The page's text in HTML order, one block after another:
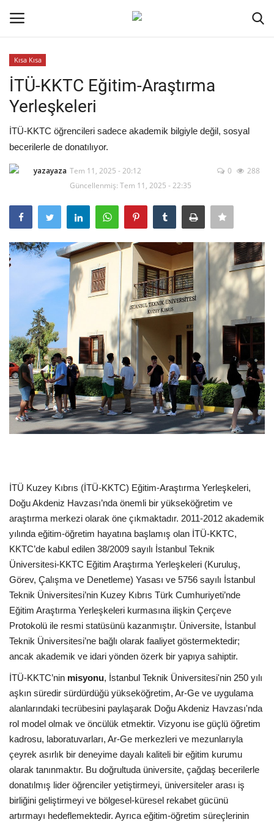
Ana Sayfa
Kripto Para
İletişim
Genel
Galeri
English Türkçe
Kısa Kısa
İTÜ-KKTC Eğitim-Araştırma
Yerleşkeleri
İTÜ-KKTC öğrencileri sadece akademik bilgiyle değil, sosyal
becerilerle de donatılıyor.
yazayaza Tem 11, 2025 - 20:12
Güncellenmiş: Tem 11, 2025 - 22:35
0 288
İTÜ Kuzey Kıbrıs (İTÜ-KKTC) Eğitim-Araştırma Yerleşkeleri,
Doğu Akdeniz Havzası’nda önemli bir yükseköğretim ve
araştırma merkezi olarak öne çıkmaktadır. 2011-2012 akademik
yılında eğitim-öğretim hayatına başlamış olan İTÜ-KKTC,
KKTC’de kabul edilen 38/2009 sayılı İstanbul Teknik
Üniversitesi-KKTC Eğitim Araştırma Yerleşkeleri (Kuruluş,
Görev, Çalışma ve Denetleme) Yasası ve 5756 sayılı İstanbul
Teknik Üniversitesi’nin Kuzey Kıbrıs Türk Cumhuriyeti’nde
Eğitim Araştırma Yerleşkeleri kurmasına ilişkin Çerçeve
Protokolü ile resmi statüsünü kazanmıştır. Üniversite, İstanbul
Teknik Üniversitesi’ne bağlı olarak faaliyet göstermektedir;
ancak akademik ve idari yönden özerk bir yapıya sahiptir.
İTÜ-KKTC’nin misyonu, İstanbul Teknik Üniversitesi'nin 250 yılı
aşkın süredir sürdürdüğü yükseköğretim, Ar-Ge ve uygulama
alanlarındaki tecrübesini paylaşarak Doğu Akdeniz Havzası'nda
rol model olmak ve öncülük etmektir. Vizyonu ise güçlü öğretim
kadrosu, laboratuvarları, Ar-Ge merkezleri ve mezunlarıyla
çeyrek asırlık bir deneyime dayalı kaliteli bir eğitim kurumu
olarak tanınmaktır. Bu doğrultuda üniversite, çağdaş becerilerle
donatılmış lider öğrenciler yetiştirmeyi, üniversiteler arası iş
birliğini geliştirmeyi ve bölgesel-küresel rekabet gücünü
artırmayı hedeflemektedir. Ayrıca eğitim-öğretim süreçlerinin